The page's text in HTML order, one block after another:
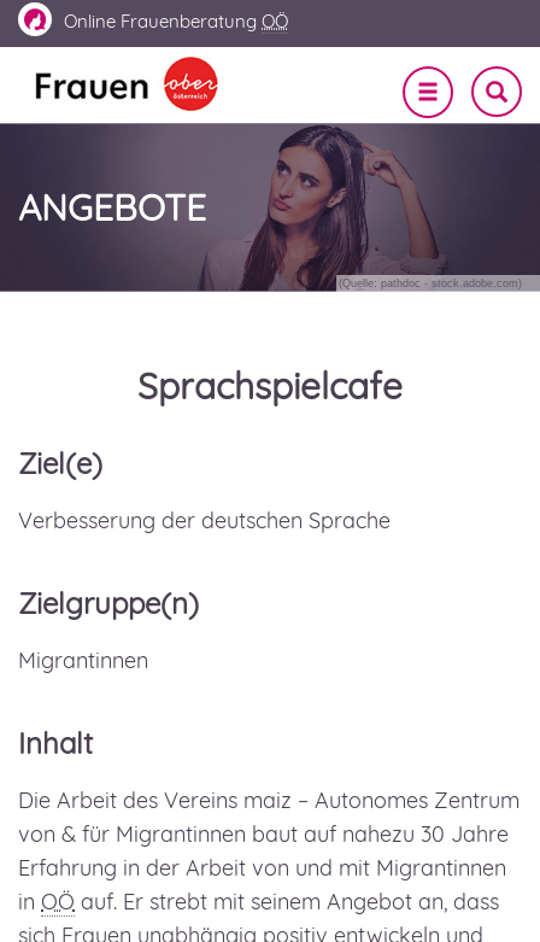
Online Frauenberatung OÖ
SUCHE
EIN-
UND
Navigation
ein-/
ANGEBOTE
(Quelle: pathdoc - stock.adobe.com)
Sprachspielcafe
Ziel(e)
Verbesserung der deutschen Sprache
Zielgruppe(n)
Migrantinnen
Inhalt
Die Arbeit des Vereins maiz – Autonomes Zentrum
von & für Migrantinnen baut auf nahezu 30 Jahre
Erfahrung in der Arbeit von und mit Migrantinnen
in OÖ auf. Er strebt mit seinem Angebot an, dass
sich Frauen unabhängig positiv entwickeln und